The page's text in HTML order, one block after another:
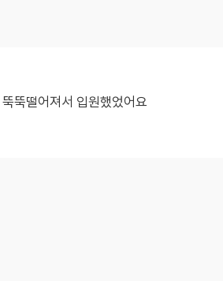
뚝떨어져서 입원했었어요